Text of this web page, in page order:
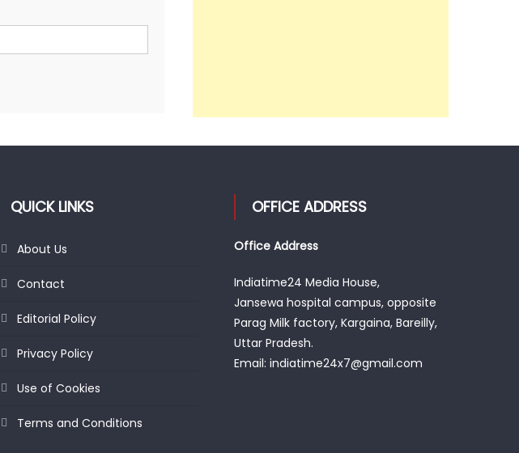
QUICK LINKS
About Us
Contact
Editorial Policy
Privacy Policy
Use of Cookies
Terms and Conditions
OFFICE ADDRESS
Office Address
Indiatime24 Media House,
Jansewa hospital campus, opposite
Parag Milk factory, Kargaina, Bareilly,
Uttar Pradesh.
Email: indiatime24x7@gmail.com